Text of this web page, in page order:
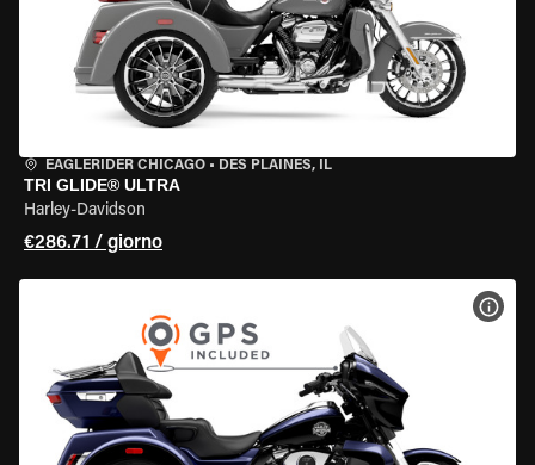
EAGLERIDER CHICAGO • DES PLAINES, IL
TRI GLIDE® ULTRA
Harley-Davidson
€286.71 / giorno